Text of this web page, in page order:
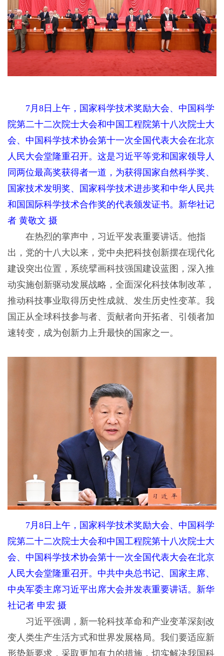
7月8日上午，国家科学技术奖励大会、中国科学
院第二十二次院士大会和中国工程院第十八次院士大
会、中国科学技术协会第十一次全国代表大会在北京
人民大会堂隆重召开。这是习近平等党和国家领导人
同两位最高奖获得者一道，为获得国家自然科学奖、
国家技术发明奖、国家科学技术进步奖和中华人民共
和国国际科学技术合作奖的代表颁发证书。新华社记
者 黄敬文 摄
在热烈的掌声中，习近平发表重要讲话。他指
出，党的十八大以来，党中央把科技创新摆在现代化
建设突出位置，系统擘画科技强国建设蓝图，深入推
动实施创新驱动发展战略，全面深化科技体制改革，
推动科技事业取得历史性成就、发生历史性变革。我
国正从全球科技参与者、贡献者向开拓者、引领者加
速转变，成为创新力上升最快的国家之一。
7月8日上午，国家科学技术奖励大会、中国科学
院第二十二次院士大会和中国工程院第十八次院士大
会、中国科学技术协会第十一次全国代表大会在北京
人民大会堂隆重召开。中共中央总书记、国家主席、
中央军委主席习近平出席大会并发表重要讲话。新华
社记者 申宏 摄
习近平强调，新一轮科技革命和产业变革深刻改
变人类生产生活方式和世界发展格局。我们要适应新
形势新要求，采取更加有力的措施，切实解决我国科